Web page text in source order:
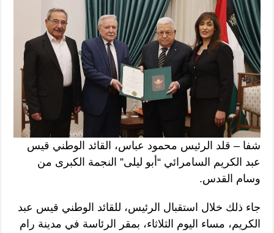
شفا – قلد الرئيس محمود عباس، القائد الوطني قيس
عبد الكريم السامرائي “أبو ليلى” النجمة الكبرى من
وسام القدس.
جاء ذلك خلال استقبال الرئيس، للقائد الوطني قيس عبد
الكريم، مساء اليوم الثلاثاء، بمقر الرئاسة في مدينة رام